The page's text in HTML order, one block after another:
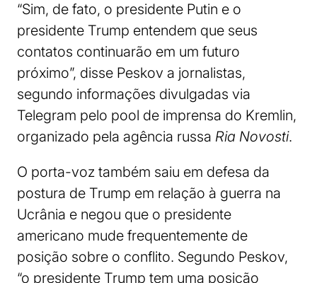
“Sim, de fato, o presidente Putin e o
presidente Trump entendem que seus
contatos continuarão em um futuro
próximo”, disse Peskov a jornalistas,
segundo informações divulgadas via
Telegram pelo pool de imprensa do Kremlin,
organizado pela agência russa Ria Novosti.
O porta-voz também saiu em defesa da
postura de Trump em relação à guerra na
Ucrânia e negou que o presidente
americano mude frequentemente de
posição sobre o conflito. Segundo Peskov,
“o presidente Trump tem uma posição